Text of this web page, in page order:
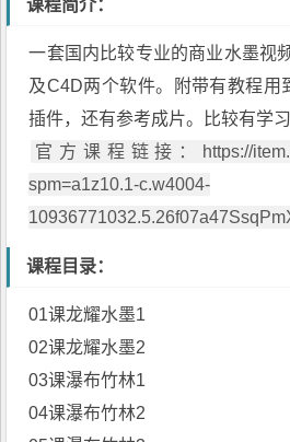
课程简介：
一套国内比较专业的商业水墨视
及C4D两个软件。附带有教程用
插件，还有参考成片。比较有学习
官方课程链接：https://
spm=a1z10.1-c.w4004-
课程目录：
01课龙耀水墨1
02课龙耀水墨2
03课瀑布竹林1
04课瀑布竹林2